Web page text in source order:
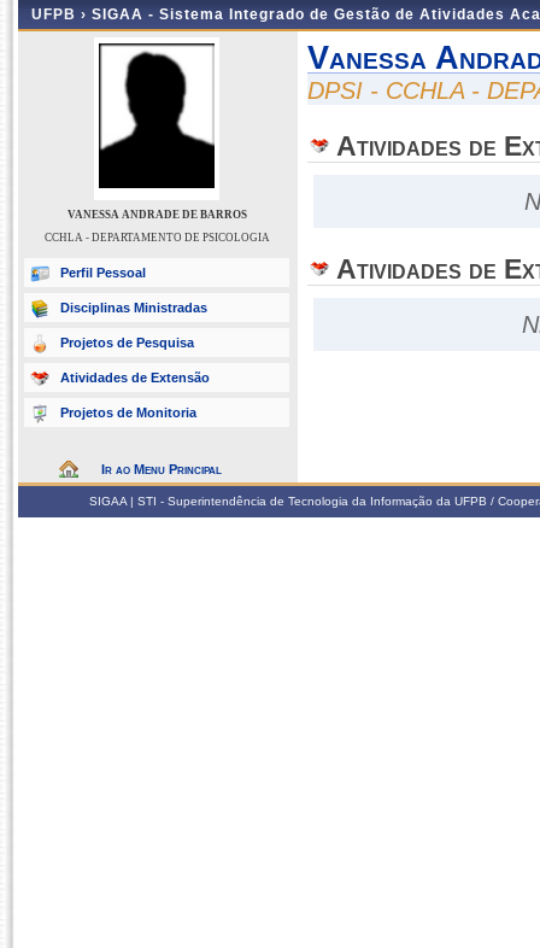
UFPB › SIGAA - Sistema Integrado de Gestão de Atividades
VANESSA ANDRADE DE BARROS
CCHLA - DEPARTAMENTO DE PSICOLOGIA
Perfil Pessoal
Disciplinas Ministradas
Projetos de Pesquisa
Atividades de Extensão
Projetos de Monitoria
Ir ao Menu Principal
Vanessa
DPSI - CCHLA -
Atividades de
Atividades de
SIGAA | STI - Superintendência de Tecnologia da Informação da UFPB /